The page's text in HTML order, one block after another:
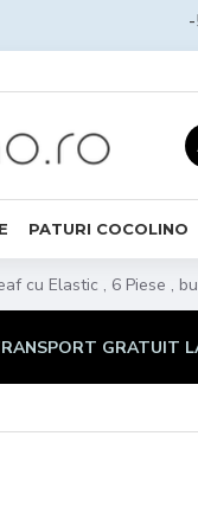
PATURI COCOLINO
cu Elastic , 6 Piese ,
GRATUIT